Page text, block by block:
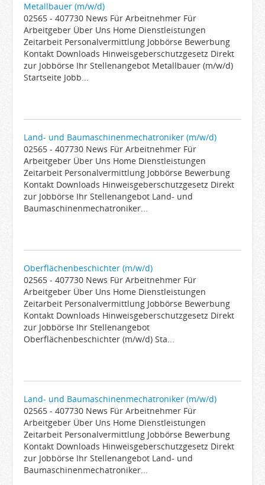
Metallbauer (m/w/d)
02565 - 407730 News Für Arbeitnehmer Für
Arbeitgeber Über Uns Home Dienstleistungen
Zeitarbeit Personalvermittlung Jobbörse Bewerbung
Kontakt Downloads Hinweisgeberschutzgesetz Direkt
zur Jobbörse Ihr Stellenangebot Metallbauer (m/w/d)
Startseite Jobb...
Land- und Baumaschinenmechatroniker (m/w/d)
02565 - 407730 News Für Arbeitnehmer Für
Arbeitgeber Über Uns Home Dienstleistungen
Zeitarbeit Personalvermittlung Jobbörse Bewerbung
Kontakt Downloads Hinweisgeberschutzgesetz Direkt
zur Jobbörse Ihr Stellenangebot Land- und
Baumaschinenmechatroniker...
Oberflächenbeschichter (m/w/d)
02565 - 407730 News Für Arbeitnehmer Für
Arbeitgeber Über Uns Home Dienstleistungen
Zeitarbeit Personalvermittlung Jobbörse Bewerbung
Kontakt Downloads Hinweisgeberschutzgesetz Direkt
zur Jobbörse Ihr Stellenangebot
Oberflächenbeschichter (m/w/d) Sta...
Land- und Baumaschinenmechatroniker (m/w/d)
02565 - 407730 News Für Arbeitnehmer Für
Arbeitgeber Über Uns Home Dienstleistungen
Zeitarbeit Personalvermittlung Jobbörse Bewerbung
Kontakt Downloads Hinweisgeberschutzgesetz Direkt
zur Jobbörse Ihr Stellenangebot Land- und
Baumaschinenmechatroniker...